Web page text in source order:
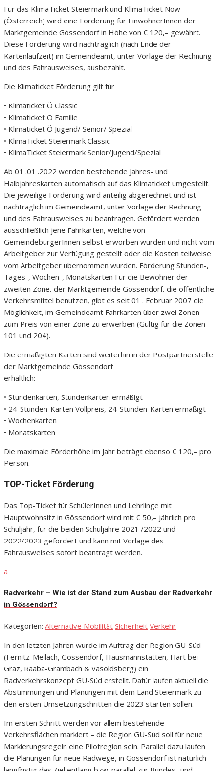
Für das KlimaTicket Steiermark und KlimaTicket Now
(Österreich) wird eine Förderung für EinwohnerInnen der
Marktgemeinde Gössendorf in Höhe von € 120,– gewährt.
Diese Förderung wird nachträglich (nach Ende der
Kartenlaufzeit) im Gemeindeamt, unter Vorlage der Rechnung
und des Fahrausweises, ausbezahlt.
Die Klimaticket Förderung gilt für
• Klimaticket Ö Classic
• Klimaticket Ö Familie
• Klimaticket Ö Jugend/ Senior/ Spezial
• KlimaTicket Steiermark Classic
• KlimaTicket Steiermark Senior/Jugend/Spezial
Ab 01 .01 .2022 werden bestehende Jahres- und
Halbjahreskarten automatisch auf das Klimaticket umgestellt.
Die jeweilige Förderung wird anteilig abgerechnet und ist
nachträglich im Gemeindeamt, unter Vorlage der Rechnung
und des Fahrausweises zu beantragen. Gefördert werden
ausschließlich jene Fahrkarten, welche von
GemeindebürgerInnen selbst erworben wurden und nicht vom
Arbeitgeber zur Verfügung gestellt oder die Kosten teilweise
vom Arbeitgeber übernommen wurden. Förderung Stunden-,
Tages-, Wochen-, Monatskarten Für die Bewohner der
zweiten Zone, der Marktgemeinde Gössendorf, die öffentliche
Verkehrsmittel benutzen, gibt es seit 01 . Februar 2007 die
Möglichkeit, im Gemeindeamt Fahrkarten über zwei Zonen
zum Preis von einer Zone zu erwerben (Gültig für die Zonen
101 und 204).
Die ermäßigten Karten sind weiterhin in der Postpartnerstelle
der Marktgemeinde Gössendorf
erhältlich:
• Stundenkarten, Stundenkarten ermäßigt
• 24-Stunden-Karten Vollpreis, 24-Stunden-Karten ermäßigt
• Wochenkarten
• Monatskarten
Die maximale Förderhöhe im Jahr beträgt ebenso € 120,– pro
Person.
TOP-Ticket Förderung
Das Top-Ticket für SchülerInnen und Lehrlinge mit
Hauptwohnsitz in Gössendorf wird mit € 50,– jährlich pro
Schuljahr, für die beiden Schuljahre 2021 /2022 und
2022/2023 gefördert und kann mit Vorlage des
Fahrausweises sofort beantragt werden.
a
Radverkehr – Wie ist der Stand zum Ausbau der Radverkehr
in Gössendorf?
Kategorien: Alternative Mobilität Sicherheit Verkehr
In den letzten Jahren wurde im Auftrag der Region GU-Süd
(Fernitz-Mellach, Gössendorf, Hausmannstätten, Hart bei
Graz, Raaba-Grambach & Vasoldsberg) ein
Radverkehrskonzept GU-Süd erstellt. Dafür laufen aktuell die
Abstimmungen und Planungen mit dem Land Steiermark zu
den ersten Umsetzungschritten die 2023 starten sollen.
Im ersten Schritt werden vor allem bestehende
Verkehrsflächen markiert – die Region GU-Süd soll für neue
Markierungsregeln eine Pilotregion sein. Parallel dazu laufen
die Planungen für neue Radwege, in Gössendorf ist natürlich